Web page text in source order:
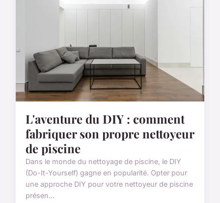
L'aventure du DIY : comment
fabriquer son propre nettoyeur
de piscine
Dans le monde du nettoyage de piscine, le DIY
(Do-It-Yourself) gagne en popularité. Opter pour
une approche DIY pour votre nettoyeur de piscine
présen...